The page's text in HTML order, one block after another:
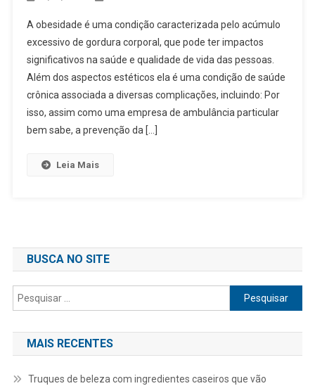
A obesidade é uma condição caracterizada pelo acúmulo
excessivo de gordura corporal, que pode ter impactos
significativos na saúde e qualidade de vida das pessoas.
Além dos aspectos estéticos ela é uma condição de saúde
crônica associada a diversas complicações, incluindo: Por
isso, assim como uma empresa de ambulância particular
bem sabe, a prevenção da […]
Leia Mais
BUSCA NO SITE
Pesquisar
por:
MAIS RECENTES
Truques de beleza com ingredientes caseiros que vão